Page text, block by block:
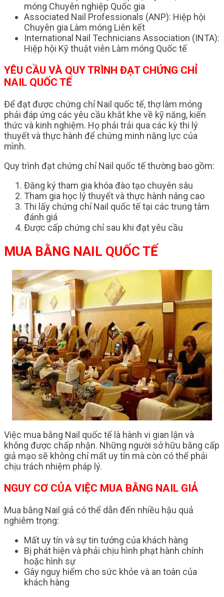
móng Chuyên nghiệp Quốc gia
Associated Nail Professionals (ANP): Hiệp hội
Chuyên gia Làm móng Liên kết
International Nail Technicians Association (INTA):
Hiệp hội Kỹ thuật viên Làm móng Quốc tế
YÊU CẦU VÀ QUY TRÌNH ĐẠT CHỨNG CHỈ
NAIL QUỐC TẾ
Để đạt được chứng chỉ Nail quốc tế, thợ làm móng
phải đáp ứng các yêu cầu khắt khe về kỹ năng, kiến
thức và kinh nghiệm. Họ phải trải qua các kỳ thi lý
thuyết và thực hành để chứng minh năng lực của
mình.
Quy trình đạt chứng chỉ Nail quốc tế thường bao gồm:
Đăng ký tham gia khóa đào tạo chuyên sâu
Tham gia học lý thuyết và thực hành nâng cao
Thi lấy chứng chỉ Nail quốc tế tại các trung tâm
đánh giá
Được cấp chứng chỉ sau khi đạt yêu cầu
MUA BẰNG NAIL QUỐC TẾ
Việc mua bằng Nail quốc tế là hành vi gian lận và
không được chấp nhận. Những người sở hữu bằng cấp
giả mạo sẽ không chỉ mất uy tín mà còn có thể phải
chịu trách nhiệm pháp lý.
NGUY CƠ CỦA VIỆC MUA BẰNG NAIL GIẢ
Mua bằng Nail giả có thể dẫn đến nhiều hậu quả
nghiêm trọng:
Mất uy tín và sự tin tưởng của khách hàng
Bị phát hiện và phải chịu hình phạt hành chính
hoặc hình sự
Gây nguy hiểm cho sức khỏe và an toàn của
khách hàng